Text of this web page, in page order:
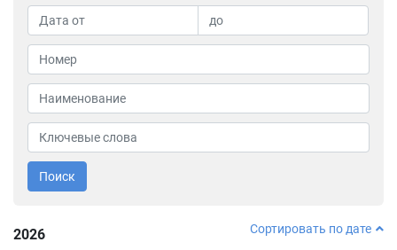
Поиск
2026 Сортировать по дате